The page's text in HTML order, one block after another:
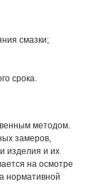
смазки;
срока.
методом.
замеров,
изделия и их
на осмотре
нормативной